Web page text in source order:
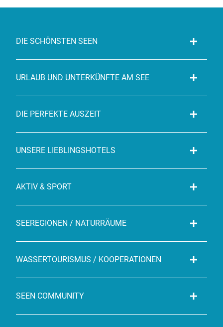
DIE SCHÖNSTEN SEEN
URLAUB UND UNTERKÜNFTE AM SEE
DIE PERFEKTE AUSZEIT
UNSERE LIEBLINGSHOTELS
AKTIV & SPORT
SEEREGIONEN / NATURRÄUME
WASSERTOURISMUS / KOOPERATIONEN
SEEN COMMUNITY